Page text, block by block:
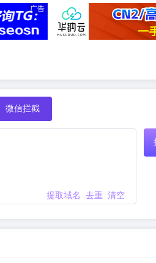
广告
微信拦截
提取域名 去重 清空